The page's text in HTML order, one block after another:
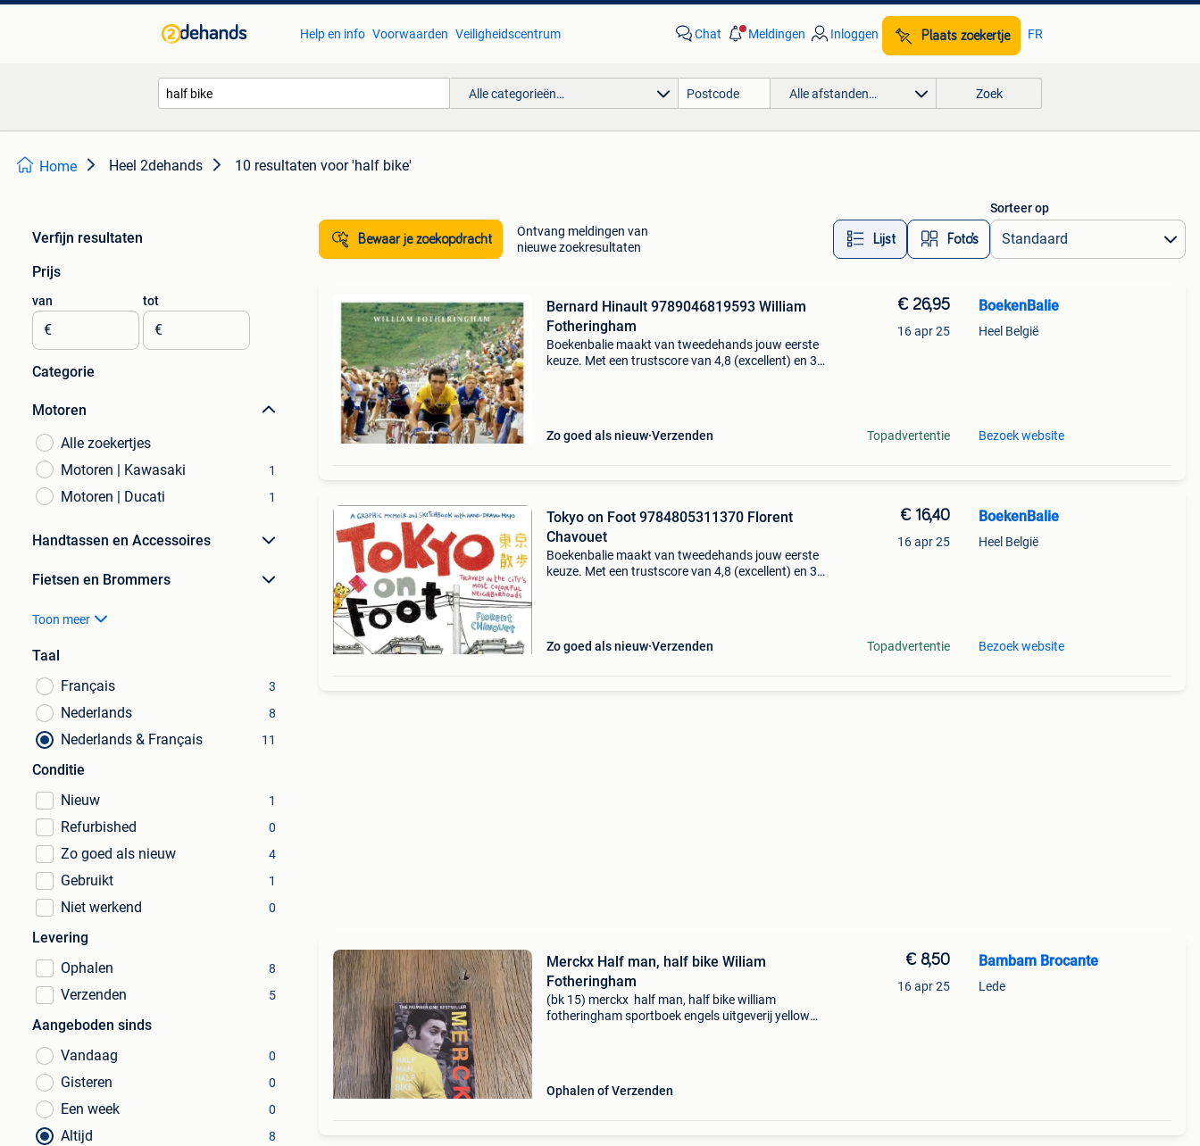
Help en info Voorwaarden Veiligheidscentrum Chat Meldingen Inloggen Plaats zoekertje FR
Alle categorieën… Alle afstanden… Zoek
Home Heel 2dehands 10 resultaten voor 'half bike'
Verfijn resultaten
Prijs
van
€
tot
€
Categorie
Motoren
Alle zoekertjes
Motoren | Kawasaki
1
Motoren | Ducati 1
Handtassen en Accessoires
Fietsen en Brommers
Toon meer
Taal
Français
3
Nederlands 8
Nederlands & Français 11
Conditie
Nieuw
1
Refurbished 0
Zo goed als nieuw 4
Gebruikt 1
Niet werkend 0
Levering
Ophalen
8
Verzenden 5
Aangeboden sinds
Vandaag
0
Gisteren 0
Een week 0
Altijd 8
Bewaar je zoekopdracht
Ontvang meldingen van
nieuwe zoekresultaten
Lijst Foto’s
Sorteer op
Bernard Hinault 9789046819593 William
Fotheringham
Boekenbalie maakt van tweedehands jouw eerste
keuze. Met een trustscore van 4,8 (excellent) en 30
Zo goed als nieuw Verzenden
€ 26,95
16 apr 25
Topadvertentie
BoekenBalie
Heel België
Bezoek website
Tokyo on Foot 9784805311370 Florent
Chavouet
Boekenbalie maakt van tweedehands jouw eerste
keuze. Met een trustscore van 4,8 (excellent) en 30
Zo goed als nieuw Verzenden
€ 16,40
16 apr 25
Topadvertentie
BoekenBalie
Heel België
Bezoek website
Merckx Half man, half bike Wiliam
Fotheringham
(bk 15) merckx half man, half bike william
fotheringham sportboek engels uitgeverij yellow
Ophalen of Verzenden
€ 8,50
16 apr 25
Bambam Brocante
Lede